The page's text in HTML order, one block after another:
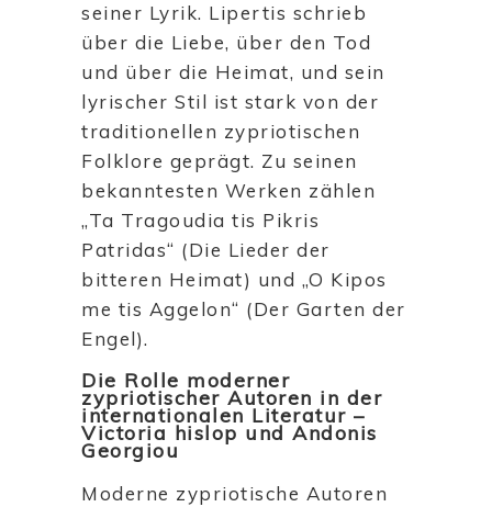
seiner Lyrik. Lipertis schrieb
über die Liebe, über den Tod
und über die Heimat, und sein
lyrischer Stil ist stark von der
traditionellen zypriotischen
Folklore geprägt. Zu seinen
bekanntesten Werken zählen
„Ta Tragoudia tis Pikris
Patridas“ (Die Lieder der
bitteren Heimat) und „O Kipos
me tis Aggelon“ (Der Garten der
Engel).
Die Rolle moderner
zypriotischer Autoren in der
internationalen Literatur –
Victoria hislop und Andonis
Georgiou
Moderne zypriotische Autoren